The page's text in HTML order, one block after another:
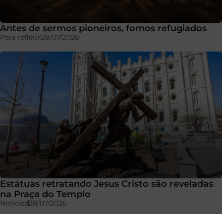
Antes de sermos pioneiros, fomos refugiados
Para refletir28/07/2026
Estátuas retratando Jesus Cristo são reveladas
na Praça do Templo
Notícias28/07/2026